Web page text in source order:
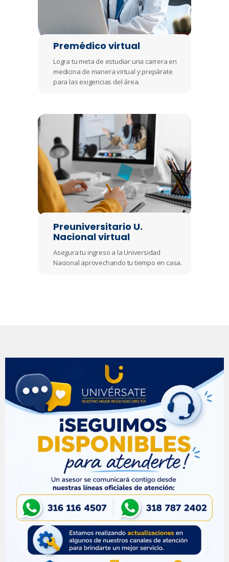
Premédico virtual
Logra tu meta de estudiar una carrera en
medicina de manera virtual y prepárate
para las exigencias del área.
Preuniversitario U.
Nacional virtual
Asegura tu ingreso a la Universidad
Nacional aprovechando tu tiempo en casa.